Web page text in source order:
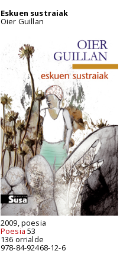
Eskuen sustraiak
Oier Guillan
2009, poesia
Poesia 53
136 orrialde
978-84-92468-12-6